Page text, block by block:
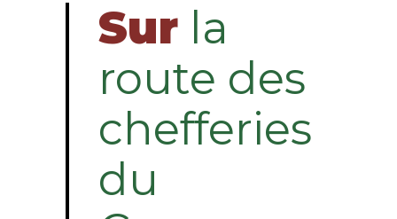
Sur la
route des
chefferies
du